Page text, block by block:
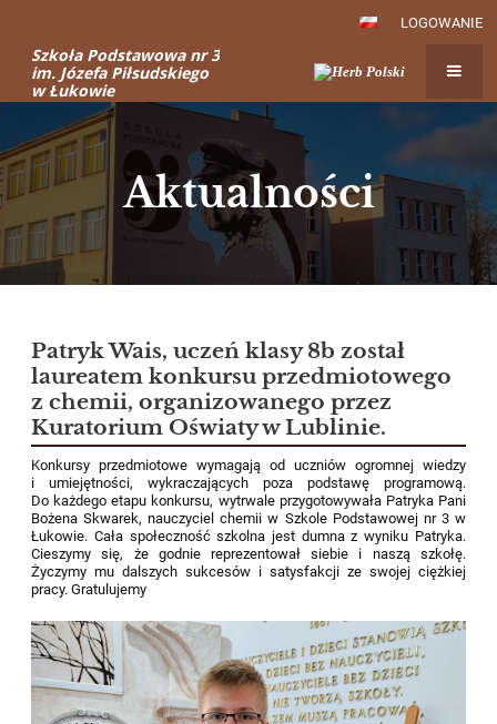
LOGOWANIE
Szkoła Podstawowa nr 3
im. Józefa Piłsudskiego
w Łukowie
Aktualności
Patryk Wais, uczeń klasy 8b został
laureatem konkursu przedmiotowego
z chemii, organizowanego przez
Kuratorium Oświaty w Lublinie.
Konkursy przedmiotowe wymagają od uczniów ogromnej wiedzy
i umiejętności, wykraczających poza podstawę programową.
Do każdego etapu konkursu, wytrwale przygotowywała Patryka Pani
Bożena Skwarek, nauczyciel chemii w Szkole Podstawowej nr 3 w
Łukowie. Cała społeczność szkolna jest dumna z wyniku Patryka.
Cieszymy się, że godnie reprezentował siebie i naszą szkołę.
Życzymy mu dalszych sukcesów i satysfakcji ze swojej ciężkiej
pracy. Gratulujemy